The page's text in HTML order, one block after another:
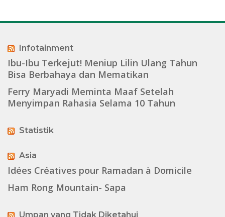
Infotainment
Ibu-Ibu Terkejut! Meniup Lilin Ulang Tahun
Bisa Berbahaya dan Mematikan
Ferry Maryadi Meminta Maaf Setelah
Menyimpan Rahasia Selama 10 Tahun
Statistik
Asia
Idées Créatives pour Ramadan à Domicile
Ham Rong Mountain- Sapa
Umpan yang Tidak Diketahui